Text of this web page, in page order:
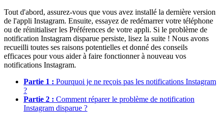
Tout d'abord, assurez-vous que vous avez installé la dernière version
de l'appli Instagram. Ensuite, essayez de redémarrer votre téléphone
ou de réinitialiser les Préférences de votre appli. Si le problème de
notification Instagram disparue persiste, lisez la suite ! Nous avons
recueilli toutes ses raisons potentielles et donné des conseils
efficaces pour vous aider à faire fonctionner à nouveau vos
notifications Instagram.
Partie 1 : Pourquoi je ne reçois pas les notifications Instagram
?
Partie 2 : Comment réparer le problème de notification
Instagram disparue ?